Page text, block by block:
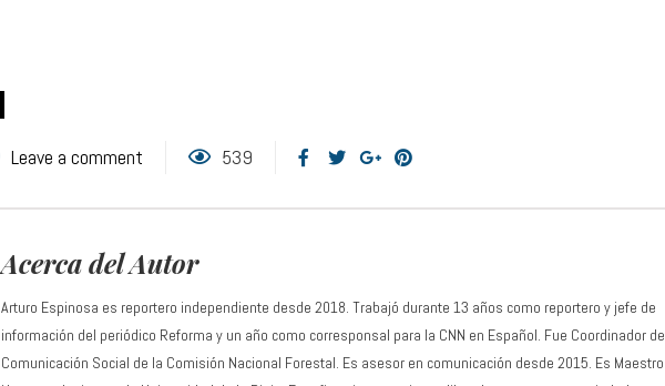
Leave a comment 539
Acerca del Autor
Arturo Espinosa es reportero independiente desde 2018. Trabajó durante 13 años como reportero y jefe de
información del periódico Reforma y un año como corresponsal para la CNN en Español. Fue Coordinador de
Comunicación Social de la Comisión Nacional Forestal. Es asesor en comunicación desde 2015. Es